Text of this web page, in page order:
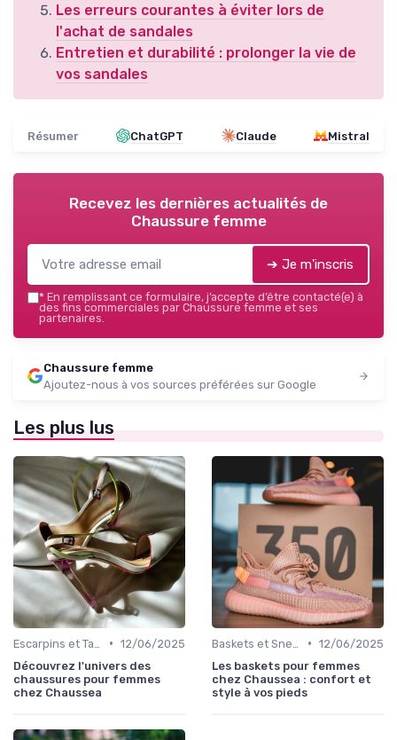
Les erreurs courantes à éviter lors de
l'achat de sandales
Entretien et durabilité : prolonger la vie de
vos sandales
Résumer ChatGPT Claude Mistral
Recevez les dernières actualités de
Chaussure femme
➔ Je m'inscris
* En remplissant ce formulaire, j’accepte d’être contacté(e) à
des fins commerciales par Chaussure femme et ses
partenaires.
Chaussure femme
Ajoutez-nous à vos sources préférées sur Google
Les plus lus
• 12/06/2025
Découvrez l'univers des
chaussures pour femmes
chez Chaussea
• 12/06/2025
Les baskets pour femmes
chez Chaussea : confort et
style à vos pieds